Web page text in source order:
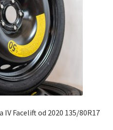
Facelift od 2020 135/80R17